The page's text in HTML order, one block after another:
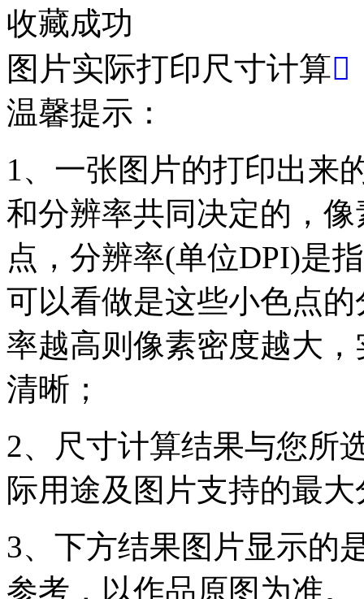
收藏成功
图片实际打印尺寸计算
温馨提示：
1、一张图片的打印出来
和分辨率共同决定的，
点，分辨率(单位DPI)是
可以看做是这些小色点
率越高则像素密度越大
清晰；
2、尺寸计算结果与您所
际用途及图片支持的最
3、下方结果图片显示的
参考，以作品原图为准。